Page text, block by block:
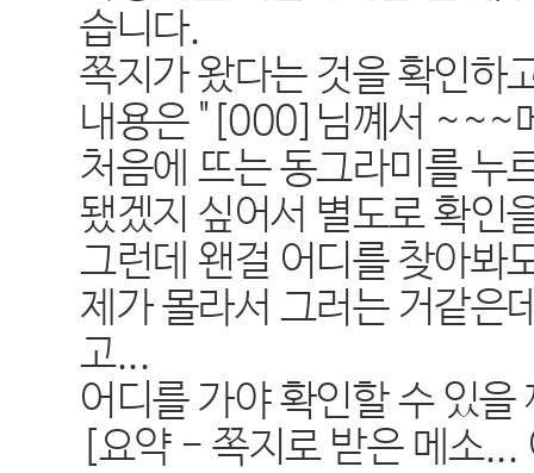
습니다.
쪽지가 왔다는 것을 확인하
내용은 "[000]님꼐서 ~~~
처음에 뜨는 동그라미를 누
됐겠지 싶어서 별도로 확인
그런데 왠걸 어디를 찾아
제가 몰라서 그러는 거같은
고...
어디를 가야 확인할 수 있
[요약 - 쪽지로 받은 메소